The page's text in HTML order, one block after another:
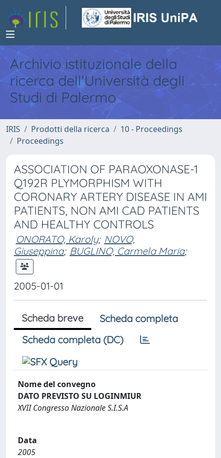
Archivio istituzionale della
ricerca dell'Università degli
Studi di Palermo
IRIS Prodotti della ricerca
10 - Proceedings
Proceedings
ASSOCIATION OF PARAOXONASE-1
Q192R PLYMORPHISM WITH
CORONARY ARTERY DISEASE IN AMI
PATIENTS, NON AMI CAD PATIENTS
AND HEALTHY CONTROLS
ONORATO, Karoly; NOVO,
Giuseppina; BUGLINO, Carmela Maria;
2005-01-01
Scheda breve
Scheda completa
Scheda completa (DC)
Nome del convegno
DATO PREVISTO SU LOGINMIUR
XVII Congresso Nazionale S.I.S.A
Data
2005